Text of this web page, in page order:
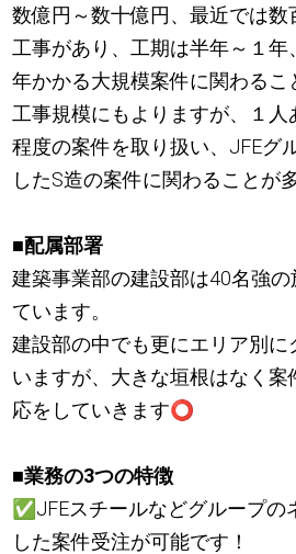
数億円～数十億円、最近では
工事があり、工期は半年～１
年かかる大規模案件に関わるこ
工事規模にもよりますが、１
程度の案件を取り扱い、JFEグ
したS造の案件に関わることが
■配属部署
建築事業部の建設部は40名強
ています。
建設部の中でも更にエリア別に
いますが、大きな垣根はなく
応をしていきます⭕
■業務の3つの特徴
✅JFEスチールなどグループの
した案件受注が可能です！